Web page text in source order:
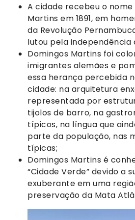
A cidade recebeu o nome
Martins em 1891, em
da Revolução
lutou pela independência
Domingos Martins foi
imigrantes alemães e
essa herança percebida
cidade: na arquitetura
representada por
tijolos de barro, na
típicos, na língua que
parte da população, nas
típicas;
Domingos Martins é
“Cidade Verde” devido a
exuberante em uma
preservação da Mata